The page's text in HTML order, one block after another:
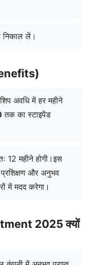
निकाल लें।
अवधि में हर महीने
तक का स्टाइपेंड
12 महीने होगी।इस
प्रशिक्षण और अनुभव
में मदद करेगा।
2025 क्यों